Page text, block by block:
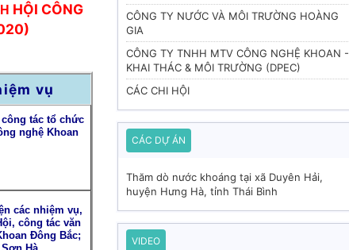
HỘI CÔNG
vụ
tác tổ chức
nghệ Khoan
các nhiệm vụ,
công tác văn
Đông Bắc;
CÔNG TY NƯỚC VÀ MÔI TRƯỜNG HOÀNG
GIA
CÔNG TY TNHH MTV CÔNG NGHỆ KHOAN -
KHAI THÁC & MÔI TRƯỜNG (DPEC)
CÁC CHI HỘI
CÁC DỰ ÁN
Thăm dò nước khoáng tại xã Duyên Hải,
huyện Hưng Hà, tỉnh Thái Bình
VIDEO